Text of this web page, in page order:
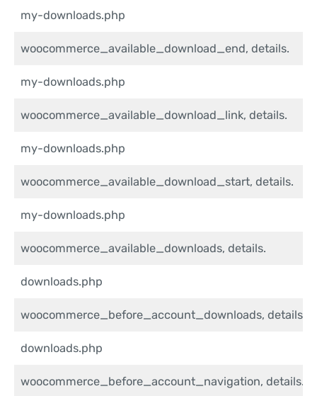
my-downloads.php
woocommerce_available_download_end, details.
my-downloads.php
woocommerce_available_download_link, details.
my-downloads.php
woocommerce_available_download_start, details.
my-downloads.php
woocommerce_available_downloads, details.
downloads.php
woocommerce_before_account_downloads, details.
downloads.php
woocommerce_before_account_navigation, details.